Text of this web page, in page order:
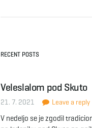
RECENT POSTS
Veleslalom pod Skuto
21. 7. 2021 Leave a reply
V nedeljo se je zgodil